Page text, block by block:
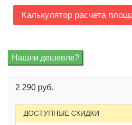
Калькулятор расчета
2 290 руб.
ДОСТУПНЫЕ СКИДКИ